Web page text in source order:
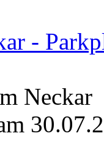
-
Neckar